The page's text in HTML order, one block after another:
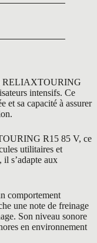
RELIAXTOURING
intensifs. Ce
et sa capacité à assurer
R15 85 V, ce
utilitaires et
s’adapte aux
comportement
une note de freinage
Son niveau sonore
en environnement